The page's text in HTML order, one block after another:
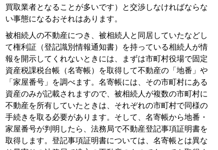
買取業者となることが多いです）と交渉しなければならな
い事態になるおそれはあります。
被相続人の不動産につき、被相続人と同居していたなどし
て権利証（登記識別情報通知書）を持っている相続人が情
報を開示してくれないときには、まずは市町村役場で固定
資産税課税台帳（名寄帳）を取得して不動産の「地番」や
「家屋番号」を調べます。名寄帳には、その市町村にある
資産のみが記載されますので、被相続人が複数の市町村に
不動産を所有していたときは、それぞれの市町村で同様の
手続きを取る必要があります。そして、名寄帳から地番・
家屋番号が判明したら、法務局で不動産登記事項証明書を
取得します。登記事項証明書については、名寄帳とは異な